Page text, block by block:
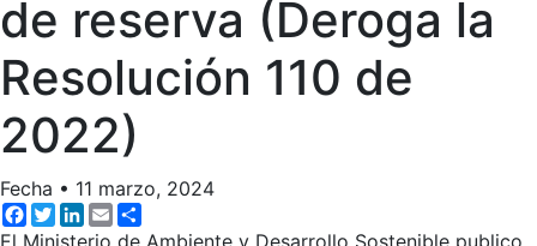
de reserva (Deroga la
Resolución 110 de
2022)
Fecha • 11 marzo, 2024
Facebook
TwitterLinkedIn
Email